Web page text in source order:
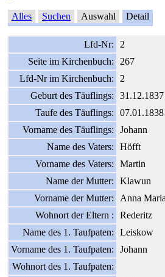
Alles Suchen Auswahl Detail
Lfd-Nr:
2
Seite im Kirchenbuch:
267
Lfd-Nr im Kirchenbuch:
2
Geburt des Täuflings:
31.12.1837
Taufe des Täuflings:
07.01.1838
Vorname des Täuflings:
Johann
Name des Vaters:
Höfft
Vorname des Vaters:
Martin
Name der Mutter:
Klawun
Vorname der Mutter:
Anna Maria
Wohnort der Eltern :
Rederitz
Name des 1. Taufpaten:
Leiskow
Vorname des 1. Taufpaten:
Johann
Wohnort des 1. Taufpaten: